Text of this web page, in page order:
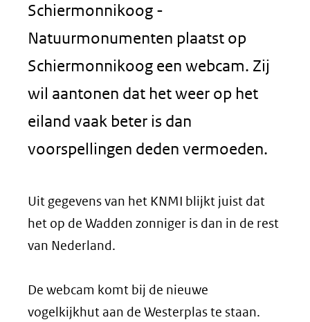
Schiermonnikoog -
Natuurmonumenten plaatst op
Schiermonnikoog een webcam. Zij
wil aantonen dat het weer op het
eiland vaak beter is dan
voorspellingen deden vermoeden.
Uit gegevens van het KNMI blijkt juist dat
het op de Wadden zonniger is dan in de rest
van Nederland.
De webcam komt bij de nieuwe
vogelkijkhut aan de Westerplas te staan.